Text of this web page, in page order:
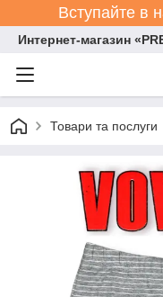
Вступайте в
Интернет-магазин
Товари та послуги